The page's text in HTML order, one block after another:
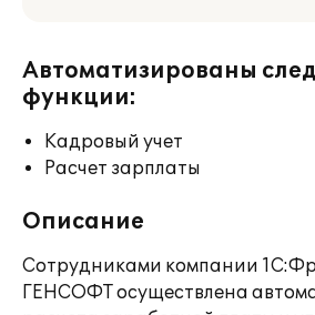
Автоматизированы
функции:
Кадровый учет
Расчет зарплаты
Описание
Сотрудниками компании
ГЕНСОФТ осуществлена